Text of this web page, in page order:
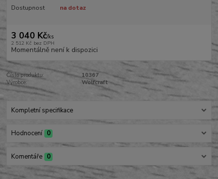
Dostupnost na dotaz
3 040 Kč/ks
2 512 Kč bez DPH
Momentálně není k dispozici
Číslo produktu:
10367
Výrobce:
Wolfcraft
Kompletní specifikace
Hodnocení 0
Komentáře 0